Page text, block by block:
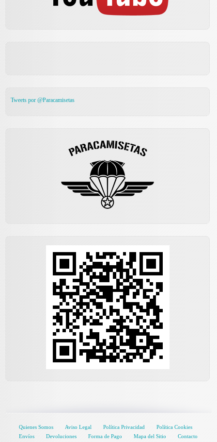
Tweets por @Paracamisetas
Quienes Somos Aviso Legal Política Privacidad
Política Cookies
Envíos
Devoluciones Forma de Pago Mapa del Sitio Contacto